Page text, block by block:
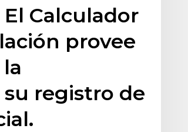
Calculador
provee
registro de